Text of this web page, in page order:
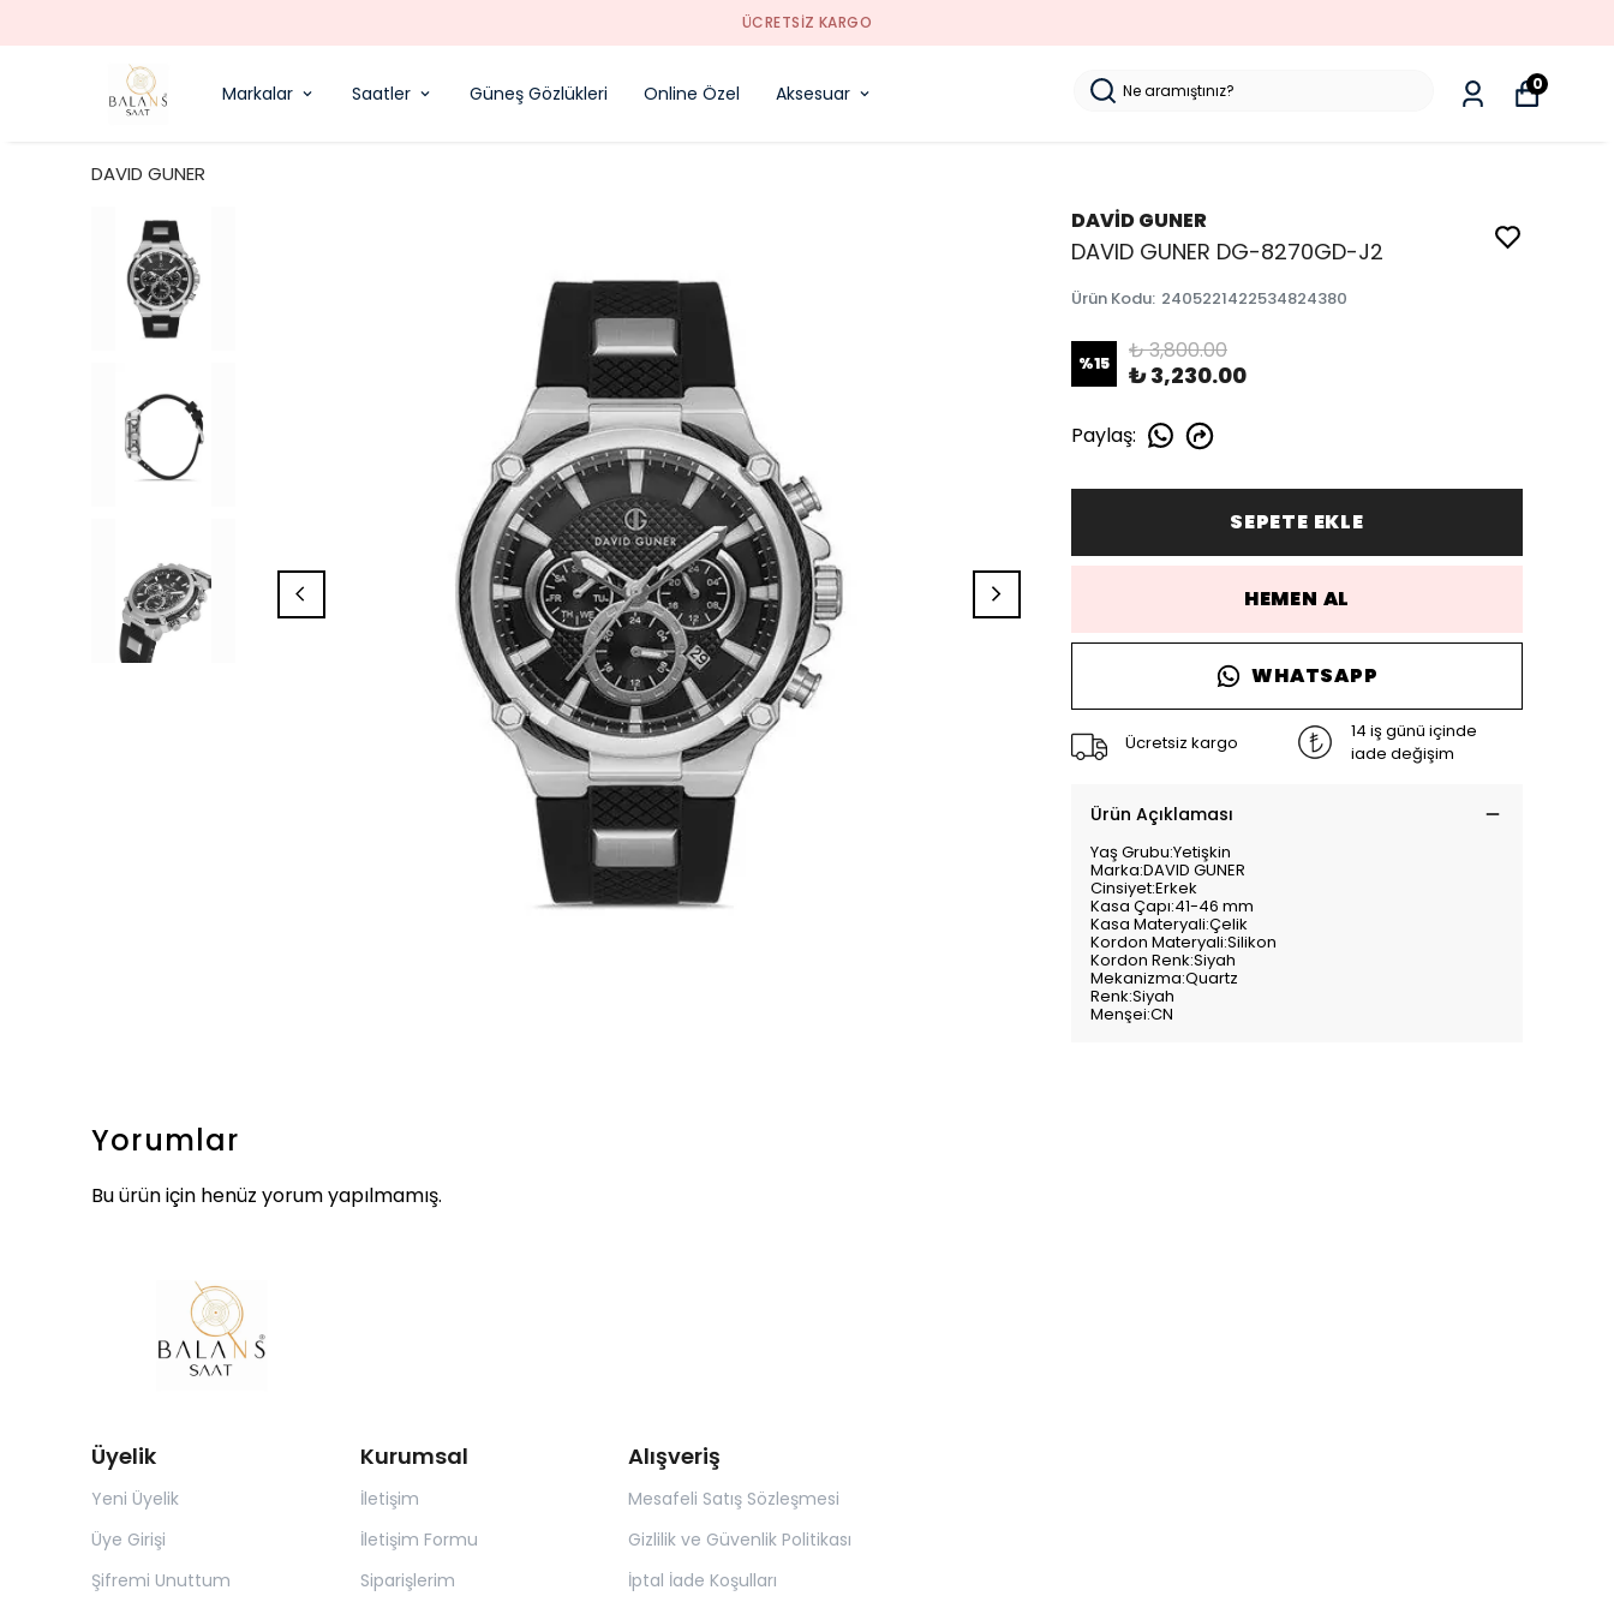
SORUNSUZ İADE
Markalar Saatler Güneş Gözlükleri Online Özel Aksesuar 0
DAVID GUNER
DAVİD GUNER
DAVID GUNER DG-8270GD-J2
Ürün Kodu: 2405221422534824380
%15 ₺ 3,800.00
₺ 3,230.00
Paylaş:
SEPETE EKLE
HEMEN AL
WHATSAPP
Ücretsiz kargo
14 iş günü içinde
iade değişim
Ürün Açıklaması
Yaş Grubu:Yetişkin
Marka:DAVID GUNER
Cinsiyet:Erkek
Kasa Çapı:41-46 mm
Kasa Materyali:Çelik
Kordon Materyali:Silikon
Kordon Renk:Siyah
Mekanizma:Quartz
Renk:Siyah
Menşei:CN
Yorumlar
Bu ürün için henüz yorum yapılmamış.
Üyelik
Yeni Üyelik
Üye Girişi
Şifremi Unuttum
Kurumsal
İletişim
İletişim Formu
Siparişlerim
Alışveriş
Mesafeli Satış Sözleşmesi
Gizlilik ve Güvenlik Politikası
İptal İade Koşulları